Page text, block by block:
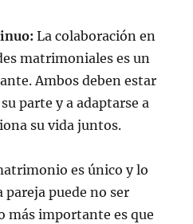
La colaboración en
matrimoniales es un
Ambos deben estar
parte y a adaptarse a
su vida juntos.
es único y lo
puede no ser
más importante es que